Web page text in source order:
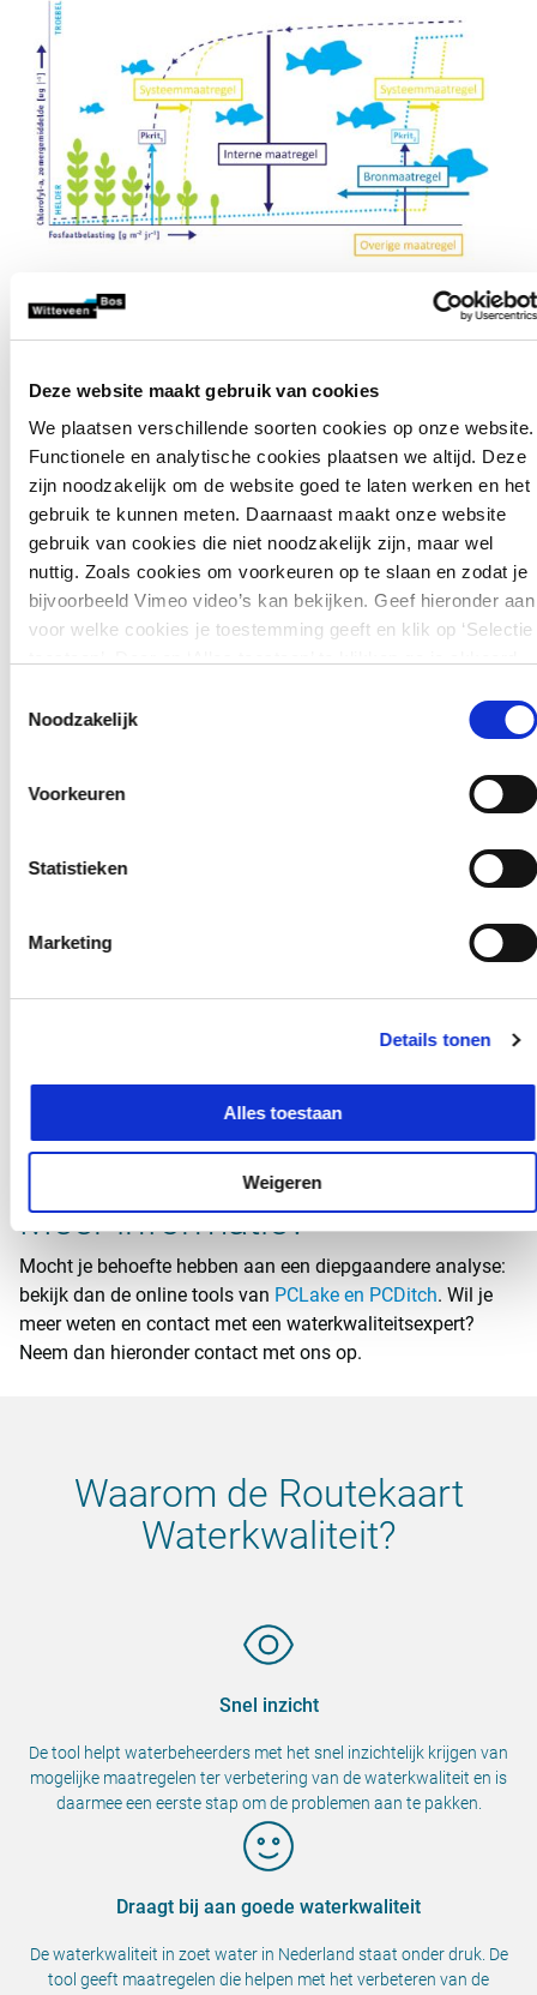
Deze website maakt gebruik van cookies
We plaatsen verschillende soorten cookies op onze website.
Functionele en analytische cookies plaatsen we altijd. Deze
zijn noodzakelijk om de website goed te laten werken en het
gebruik te kunnen meten. Daarnaast maakt onze website
gebruik van cookies die niet noodzakelijk zijn, maar wel
nuttig. Zoals cookies om voorkeuren op te slaan en zodat je
bijvoorbeeld Vimeo video’s kan bekijken. Geef hieronder aan
voor welke cookies je toestemming geeft en klik op ‘Selectie
Noodzakelijk
Voorkeuren
Statistieken
Marketing
Details tonen
Alles toestaan
Weigeren
steeds troebel is dan kunnen interne maatregelen worden
uitgevoerd om het watersysteem een laatste zetje te geven
richting een heldere toestand. Dit kan bijvoorbeeld worden
gedaan door bepaalde vissen weg te vangen die de bodem
opwoelen en daardoor het water troebel houden.
-Overige maatregelen: deze maatregelen hebben vooral te
maken met het gebruik van het water. Vaak wordt er
gerecreëerd bij het water, bijvoorbeeld door er te varen,
zwemmen of vissen, terwijl dit niet altijd goed samen gaat
met het verkrijgen en behouden van goede waterkwaliteit.
bepaalde gebieden of perioden te beperken.
De maatregelen die naar verwachting het meest effectief
zijn worden eerst genoemd.
Meer informatie?
Mocht je behoefte hebben aan een diepgaandere analyse:
bekijk dan de online tools van PCLake en PCDitch. Wil je
meer weten en contact met een waterkwaliteitsexpert?
Neem dan hieronder contact met ons op.
Waarom de Routekaart
Waterkwaliteit?
Snel inzicht
De tool helpt waterbeheerders met het snel inzichtelijk krijgen van
mogelijke maatregelen ter verbetering van de waterkwaliteit en is
daarmee een eerste stap om de problemen aan te pakken.
Draagt bij aan goede waterkwaliteit
De waterkwaliteit in zoet water in Nederland staat onder druk. De
tool geeft maatregelen die helpen met het verbeteren van de